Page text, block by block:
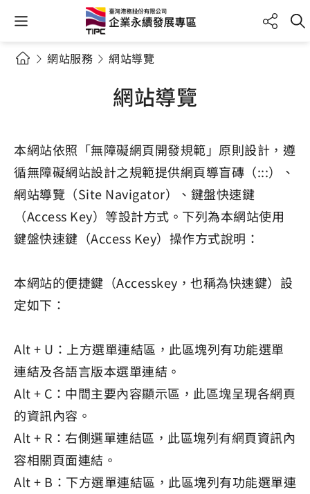
網站服務 網站導覽
網站導覽
本網站依照「無障礙網頁開發規範」原則設計，遵
循無障礙網站設計之規範提供網頁導盲磚（:::）、
網站導覽（Site Navigator）、鍵盤快速鍵
（Access Key）等設計方式。下列為本網站使用
鍵盤快速鍵（Access Key）操作方式說明：
本網站的便捷鍵（Accesskey，也稱為快速鍵）設
定如下：
Alt + U：上方選單連結區，此區塊列有功能選單
連結及各語言版本選單連結。
Alt + C：中間主要內容顯示區，此區塊呈現各網頁
的資訊內容。
Alt + R：右側選單連結區，此區塊列有網頁資訊內
容相關頁面連結。
Alt + B：下方選單連結區，此區塊列有功能選單連